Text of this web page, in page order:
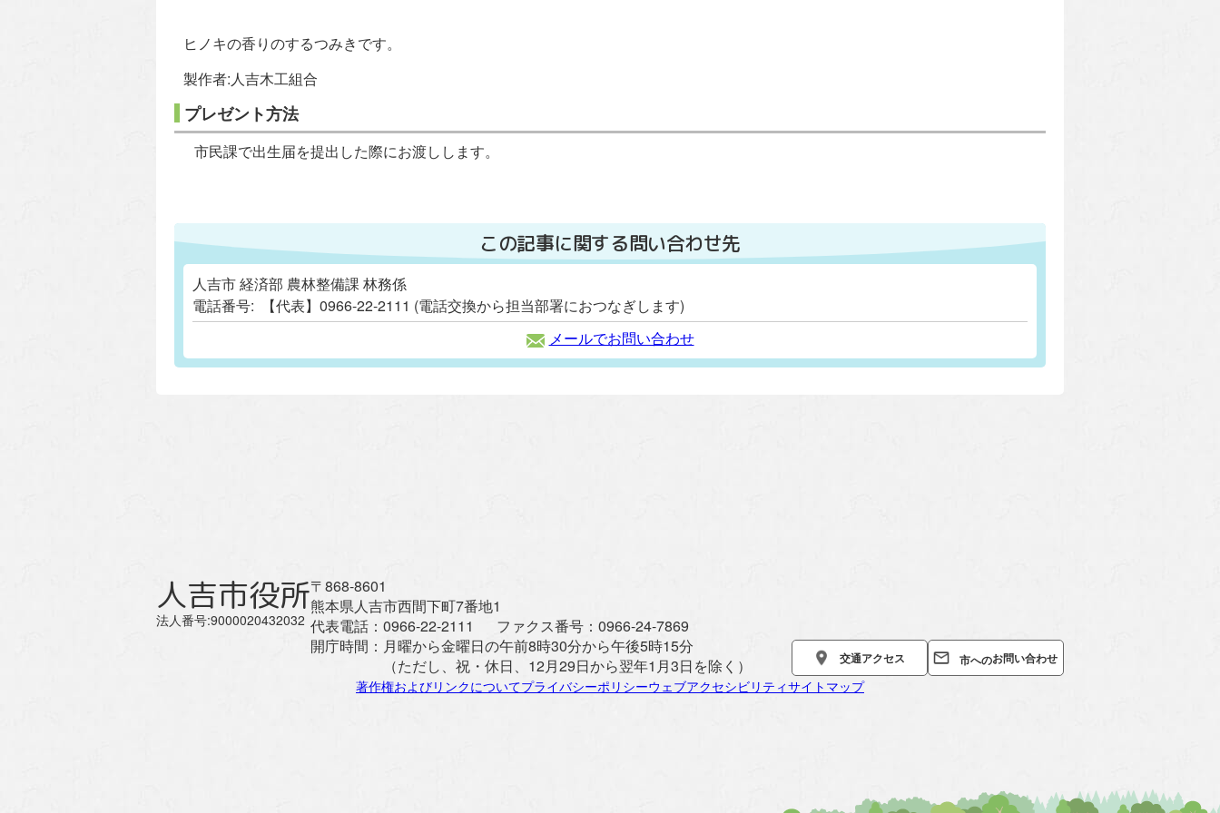
ヒノキの香りのするつみきです。
製作者:人吉木工組合
プレゼント方法
市民課で出生届を提出した際にお渡しします。
この記事に関する問い合わせ先
人吉市 経済部 農林整備課 林務係
電話番号:
【代表】0966-22-2111 (電話交換から担当部署におつなぎします)
メールでお問い合わせ
人吉市役所
法人番号:9000020432032
〒868-8601
熊本県人吉市西間下町7番地1
代表電話： 0966-22-2111 ファクス番号： 0966-24-7869
開庁時間： 月曜から金曜日の午前8時30分から午後5時15分
（ただし、祝・休日、12月29日から翌年1月3日を除く）
交通アクセス 市へのお問い合わせ
著作権およびリンクについてプライバシーポリシーウェブアクセシビリティサイトマップ